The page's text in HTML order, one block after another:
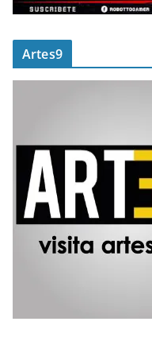
Artes9